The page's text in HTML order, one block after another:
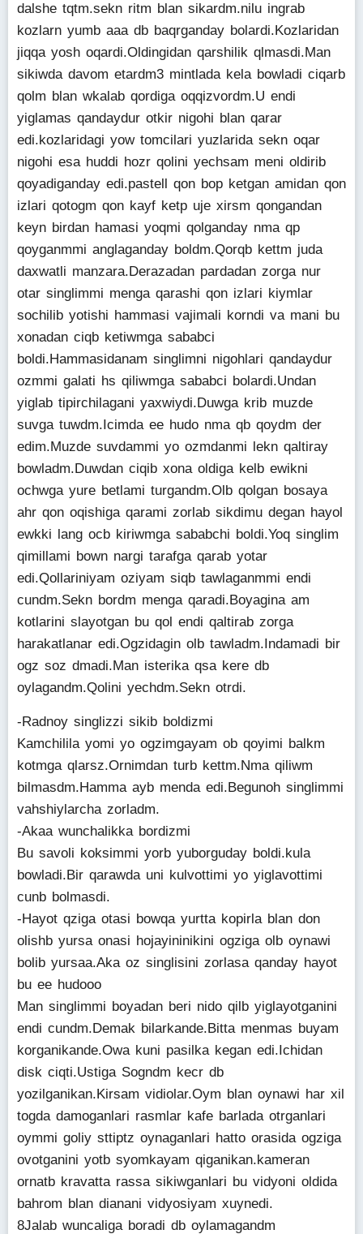
dalshe tqtm.sekn ritm blan sikardm.nilu ingrab
kozlarn yumb aaa db baqrganday bolardi.Kozlaridan
jiqqa yosh oqardi.Oldingidan qarshilik qlmasdi.Man
sikiwda davom etardm3 mintlada kela bowladi ciqarb
qolm blan wkalab qordiga oqqizvordm.U endi
yiglamas qandaydur otkir nigohi blan qarar
edi.kozlaridagi yow tomcilari yuzlarida sekn oqar
nigohi esa huddi hozr qolini yechsam meni oldirib
qoyadiganday edi.pastell qon bop ketgan amidan qon
izlari qotogm qon kayf ketp uje xirsm qongandan
keyn birdan hamasi yoqmi qolganday nma qp
qoyganmmi anglaganday boldm.Qorqb kettm juda
daxwatli manzara.Derazadan pardadan zorga nur
otar singlimmi menga qarashi qon izlari kiymlar
sochilib yotishi hammasi vajimali korndi va mani bu
xonadan ciqb ketiwmga sababci
boldi.Hammasidanam singlimni nigohlari qandaydur
ozmmi galati hs qiliwmga sababci bolardi.Undan
yiglab tipirchilagani yaxwiydi.Duwga krib muzde
suvga tuwdm.Icimda ee hudo nma qb qoydm der
edim.Muzde suvdammi yo ozmdanmi lekn qaltiray
bowladm.Duwdan ciqib xona oldiga kelb ewikni
ochwga yure betlami turgandm.Olb qolgan bosaya
ahr qon oqishiga qarami zorlab sikdimu degan hayol
ewkki lang ocb kiriwmga sababchi boldi.Yoq singlim
qimillami bown nargi tarafga qarab yotar
edi.Qollariniyam oziyam siqb tawlaganmmi endi
cundm.Sekn bordm menga qaradi.Boyagina am
kotlarini slayotgan bu qol endi qaltirab zorga
harakatlanar edi.Ogzidagin olb tawladm.Indamadi bir
ogz soz dmadi.Man isterika qsa kere db
oylagandm.Qolini yechdm.Sekn otrdi.
-Radnoy singlizzi sikib boldizmi
Kamchilila yomi yo ogzimgayam ob qoyimi balkm
kotmga qlarsz.Ornimdan turb kettm.Nma qiliwm
bilmasdm.Hamma ayb menda edi.Begunoh singlimmi
vahshiylarcha zorladm.
-Akaa wunchalikka bordizmi
Bu savoli koksimmi yorb yuborguday boldi.kula
bowladi.Bir qarawda uni kulvottimi yo yiglavottimi
cunb bolmasdi.
-Hayot qziga otasi bowqa yurtta kopirla blan don
olishb yursa onasi hojayininikini ogziga olb oynawi
bolib yursaa.Aka oz singlisini zorlasa qanday hayot
bu ee hudooo
Man singlimmi boyadan beri nido qilb yiglayotganini
endi cundm.Demak bilarkande.Bitta menmas buyam
korganikande.Owa kuni pasilka kegan edi.Ichidan
disk ciqti.Ustiga Sogndm kecr db
yozilganikan.Kirsam vidiolar.Oym blan oynawi har xil
togda damoganlari rasmlar kafe barlada otrganlari
oymmi goliy sttiptz oynaganlari hatto orasida ogziga
ovotganini yotb syomkayam qiganikan.kameran
ornatb kravatta rassa sikiwganlari bu vidyoni oldida
bahrom blan dianani vidyosiyam xuynedi.
8Jalab wuncaliga boradi db oylamagandm